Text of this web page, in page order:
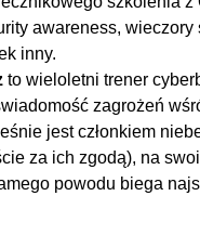
awareness,
inny.
to wieloletni trener
zagrożeń
jest członkiem
za ich zgodą), na
powodu biega